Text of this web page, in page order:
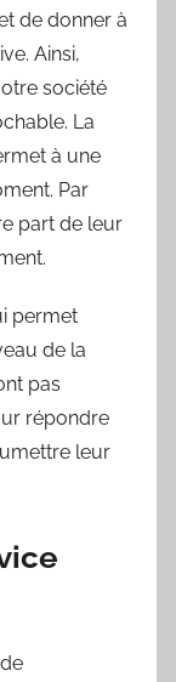
de donner à
Ainsi,
société
La
à une
Par
part de leur
permet
de la
pas
répondre
leur